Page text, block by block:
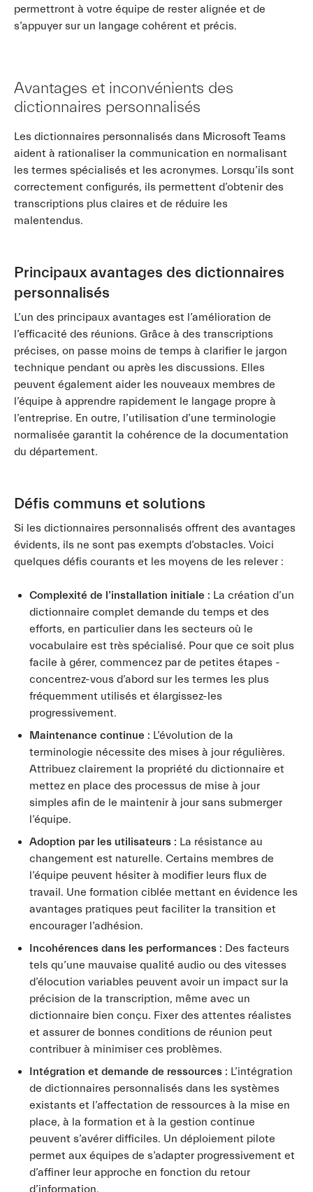
permettront à votre équipe de rester alignée et de
s’appuyer sur un langage cohérent et précis.
Avantages et inconvénients des
dictionnaires personnalisés
Les dictionnaires personnalisés dans Microsoft Teams
aident à rationaliser la communication en normalisant
les termes spécialisés et les acronymes. Lorsqu’ils sont
correctement configurés, ils permettent d’obtenir des
transcriptions plus claires et de réduire les
malentendus.
Principaux avantages des dictionnaires
personnalisés
L’un des principaux avantages est l’amélioration de
l’efficacité des réunions. Grâce à des transcriptions
précises, on passe moins de temps à clarifier le jargon
technique pendant ou après les discussions. Elles
peuvent également aider les nouveaux membres de
l’équipe à apprendre rapidement le langage propre à
l’entreprise. En outre, l’utilisation d’une terminologie
normalisée garantit la cohérence de la documentation
du département.
Défis communs et solutions
Si les dictionnaires personnalisés offrent des avantages
évidents, ils ne sont pas exempts d’obstacles. Voici
quelques défis courants et les moyens de les relever :
Complexité de l’installation initiale : La création d’un
dictionnaire complet demande du temps et des
efforts, en particulier dans les secteurs où le
vocabulaire est très spécialisé. Pour que ce soit plus
facile à gérer, commencez par de petites étapes -
concentrez-vous d’abord sur les termes les plus
fréquemment utilisés et élargissez-les
progressivement.
Maintenance continue : L’évolution de la
terminologie nécessite des mises à jour régulières.
Attribuez clairement la propriété du dictionnaire et
mettez en place des processus de mise à jour
simples afin de le maintenir à jour sans submerger
l’équipe.
Adoption par les utilisateurs : La résistance au
changement est naturelle. Certains membres de
l’équipe peuvent hésiter à modifier leurs flux de
travail. Une formation ciblée mettant en évidence les
avantages pratiques peut faciliter la transition et
encourager l’adhésion.
Incohérences dans les performances : Des facteurs
tels qu’une mauvaise qualité audio ou des vitesses
d’élocution variables peuvent avoir un impact sur la
précision de la transcription, même avec un
dictionnaire bien conçu. Fixer des attentes réalistes
et assurer de bonnes conditions de réunion peut
contribuer à minimiser ces problèmes.
Intégration et demande de ressources : L’intégration
de dictionnaires personnalisés dans les systèmes
existants et l’affectation de ressources à la mise en
place, à la formation et à la gestion continue
peuvent s’avérer difficiles. Un déploiement pilote
permet aux équipes de s’adapter progressivement et
d’affiner leur approche en fonction du retour
d’information.